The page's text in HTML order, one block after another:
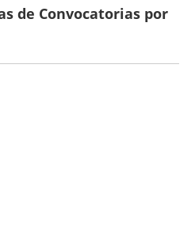
de Convocatorias por